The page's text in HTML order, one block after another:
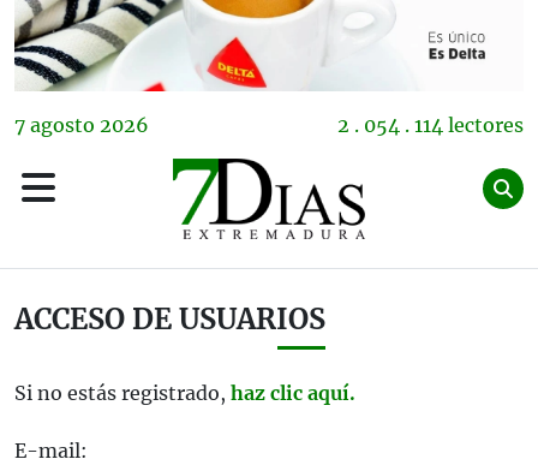
7 agosto 2026 2 . 054 . 114 lectores
ACCESO DE USUARIOS
Si no estás registrado, haz clic aquí.
E-mail: